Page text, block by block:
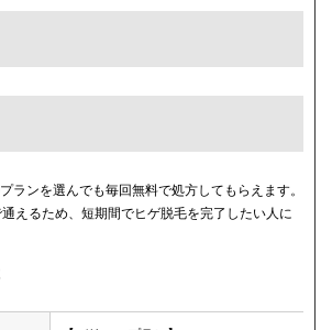
ランを選んでも毎回無料で処方してもらえます。
えるため、短期間でヒゲ脱毛を完了したい人に